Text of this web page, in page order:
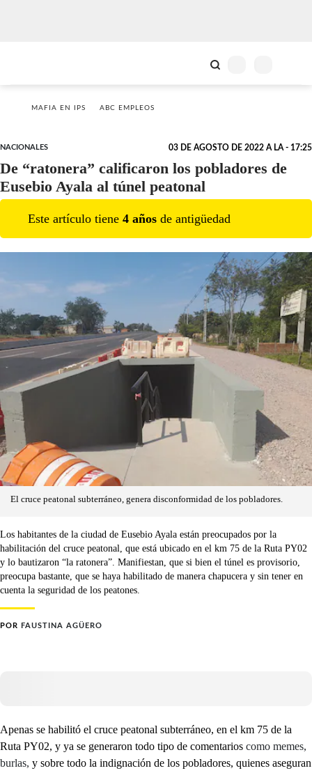
MAFIA EN IPS ABC EMPLEOS
NACIONALES 03 DE AGOSTO DE 2022 A LA - 17:25
De “ratonera” calificaron los pobladores de
Eusebio Ayala al túnel peatonal
Este artículo tiene 4 años de antigüedad
El cruce peatonal subterráneo, genera disconformidad de los pobladores.
Los habitantes de la ciudad de Eusebio Ayala están preocupados por la
habilitación del cruce peatonal, que está ubicado en el km 75 de la Ruta PY02
y lo bautizaron “la ratonera”. Manifiestan, que si bien el túnel es provisorio,
preocupa bastante, que se haya habilitado de manera chapucera y sin tener en
cuenta la seguridad de los peatones.
POR FAUSTINA AGÜERO
Apenas se habilitó el cruce peatonal subterráneo, en el km 75 de la
Ruta PY02, y ya se generaron todo tipo de comentarios como memes,
burlas, y sobre todo la indignación de los pobladores, quienes aseguran